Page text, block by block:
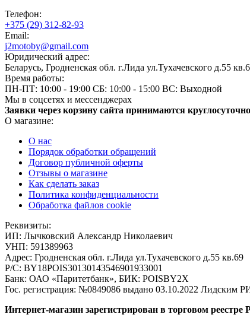
Телефон:
+375 (29) 312-82-93
Email:
j2motoby@gmail.com
Юридический адрес:
Беларусь, Гродненская обл. г.Лида ул.Тухачевского д.55
Время работы:
ПН-ПТ: 10:00 - 19:00 СБ: 10:00 - 15:00 ВС: Выходной
Мы в соцсетях и мессенджерах
Заявки через корзину сайта принимаются круглосуточно
О магазине:
О нас
Порядок обработки обращений
Договор публичной оферты
Отзывы о магазине
Как сделать заказ
Политика конфиденциальности
Обработка файлов cookie
Реквизиты:
ИП: Лычковский Александр Николаевич
УНП: 591389963
Адрес: Гродненская обл. г.Лида ул.Тухачевского д.55 кв.69
Р/С: BY18POIS30130143546901933001
Банк: ОАО «Паритетбанк», БИК: POISBY2X
Гос. регистрация: №0849086 выдано 03.10.2022 Лидским
Интернет-магазин зарегистрирован в торговом реестре